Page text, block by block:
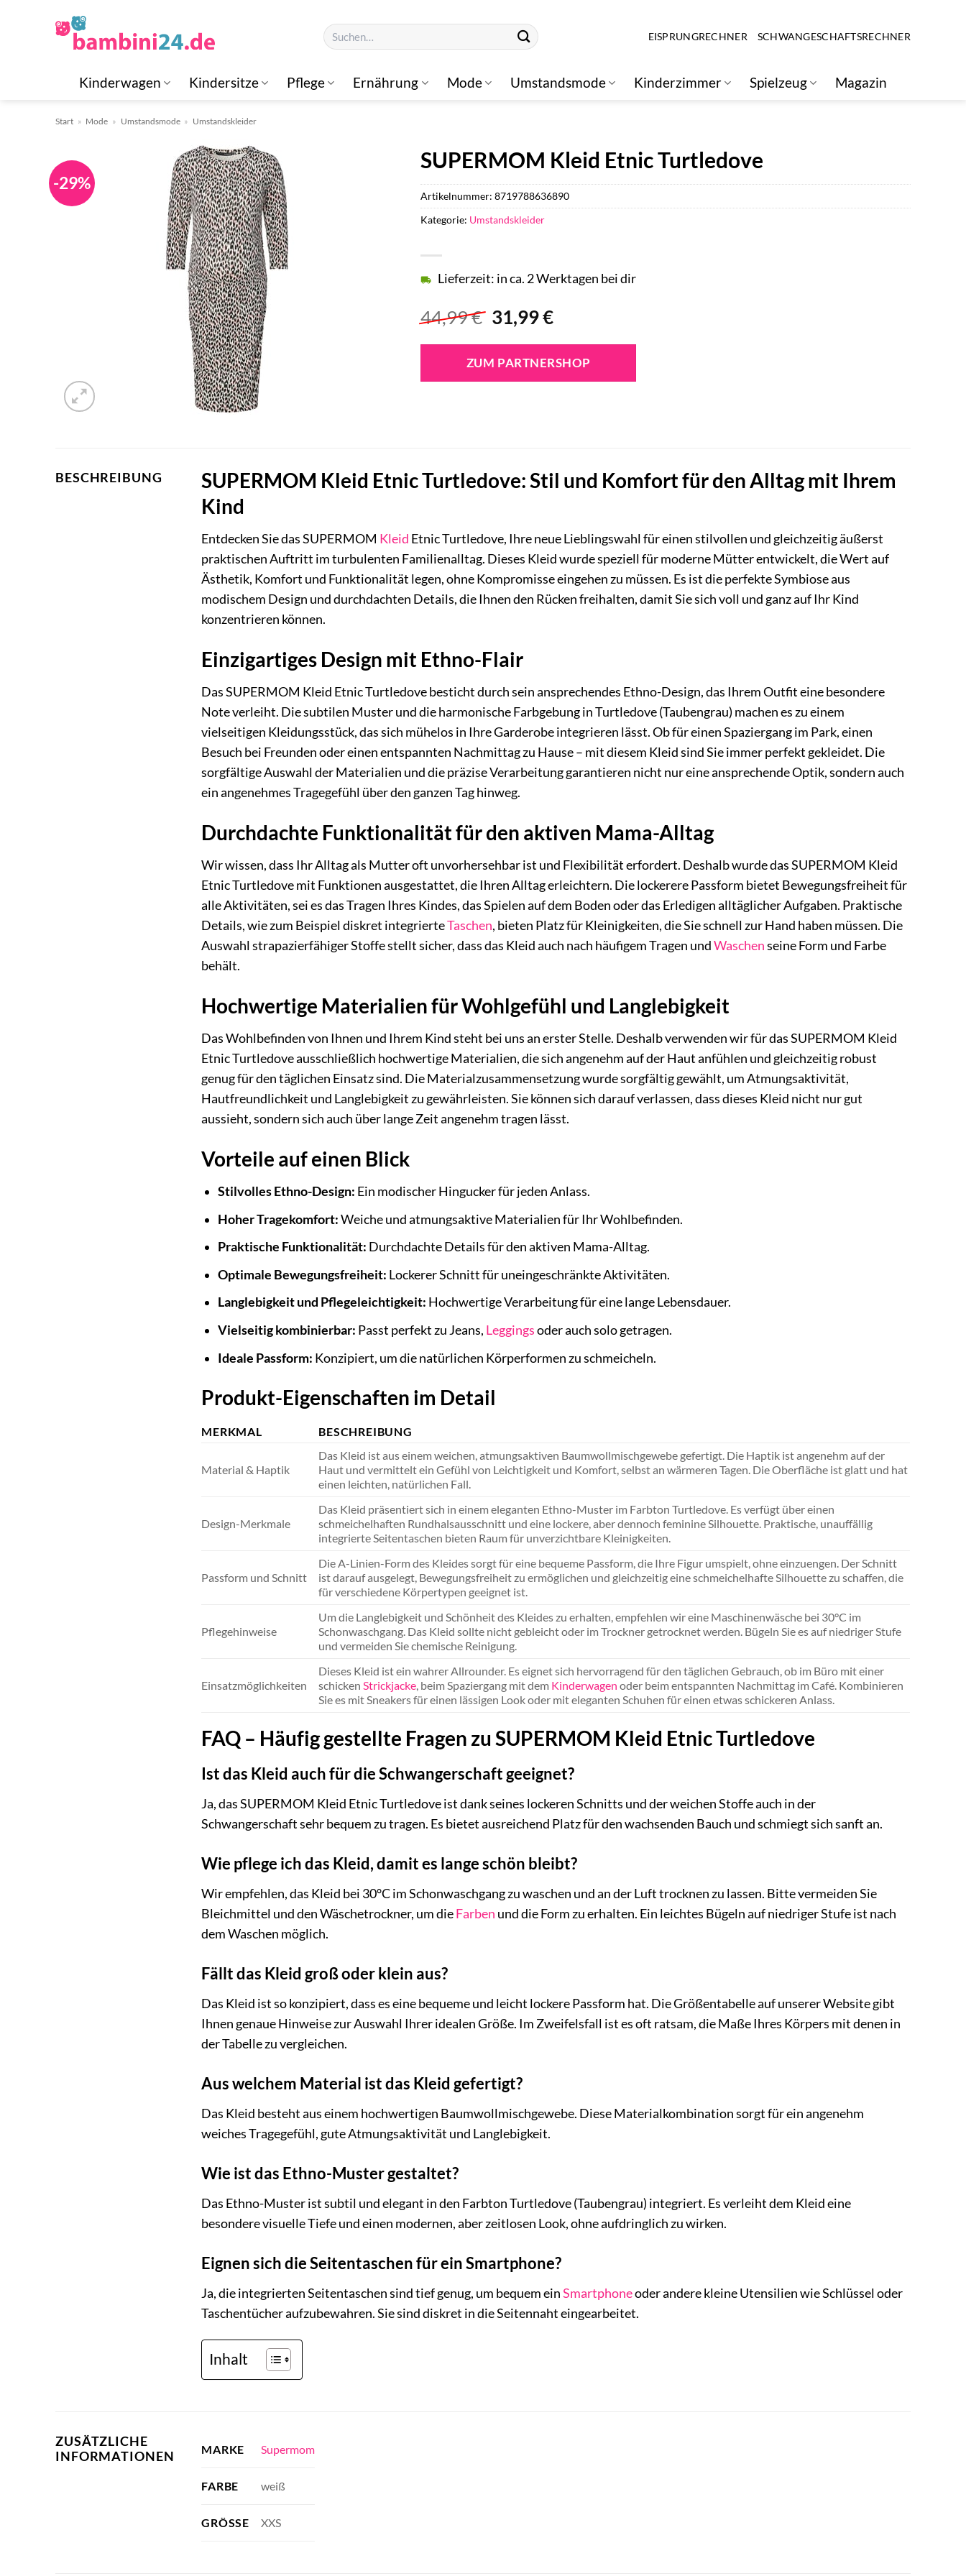
Suchen
nach:
EISPRUNGRECHNER SCHWANGESCHAFTSRECHNER
Kinderwagen Kindersitze Pflege Ernährung Mode Umstandsmode Kinderzimmer Spielzeug Magazin
Start » Mode » Umstandsmode » Umstandskleider
-29%
SUPERMOM Kleid Etnic Turtledove
44,99€ Ursprünglicher
Preis
war:
44,99 €
31,99€Aktueller
ist:
31,99 €.
Lieferzeit: in ca. 2 Werktagen bei dir
ZUM PARTNERSHOP
Artikelnummer:8719788636890
Kategorie: Umstandskleider
BESCHREIBUNG
SUPERMOM Kleid Etnic Turtledove: Stil und Komfort für den Alltag mit Ihrem
Kind
Entdecken Sie das SUPERMOM Kleid Etnic Turtledove, Ihre neue Lieblingswahl für einen stilvollen und gleichzeitig äußerst
praktischen Auftritt im turbulenten Familienalltag. Dieses Kleid wurde speziell für moderne Mütter entwickelt, die Wert auf
Ästhetik, Komfort und Funktionalität legen, ohne Kompromisse eingehen zu müssen. Es ist die perfekte Symbiose aus
modischem Design und durchdachten Details, die Ihnen den Rücken freihalten, damit Sie sich voll und ganz auf Ihr Kind
konzentrieren können.
Einzigartiges Design mit Ethno-Flair
Das SUPERMOM Kleid Etnic Turtledove besticht durch sein ansprechendes Ethno-Design, das Ihrem Outfit eine besondere
Note verleiht. Die subtilen Muster und die harmonische Farbgebung in Turtledove (Taubengrau) machen es zu einem
vielseitigen Kleidungsstück, das sich mühelos in Ihre Garderobe integrieren lässt. Ob für einen Spaziergang im Park, einen
Besuch bei Freunden oder einen entspannten Nachmittag zu Hause – mit diesem Kleid sind Sie immer perfekt gekleidet. Die
sorgfältige Auswahl der Materialien und die präzise Verarbeitung garantieren nicht nur eine ansprechende Optik, sondern auch
ein angenehmes Tragegefühl über den ganzen Tag hinweg.
Durchdachte Funktionalität für den aktiven Mama-Alltag
Wir wissen, dass Ihr Alltag als Mutter oft unvorhersehbar ist und Flexibilität erfordert. Deshalb wurde das SUPERMOM Kleid
Etnic Turtledove mit Funktionen ausgestattet, die Ihren Alltag erleichtern. Die lockerere Passform bietet Bewegungsfreiheit für
alle Aktivitäten, sei es das Tragen Ihres Kindes, das Spielen auf dem Boden oder das Erledigen alltäglicher Aufgaben. Praktische
Details, wie zum Beispiel diskret integrierteTaschen, bieten Platz für Kleinigkeiten, die Sie schnell zur Hand haben müssen. Die
Auswahl strapazierfähiger Stoffe stellt sicher, dass das Kleid auch nach häufigem Tragen undWaschenseine Form und Farbe
behält.
Hochwertige Materialien für Wohlgefühl und Langlebigkeit
Das Wohlbefinden von Ihnen und Ihrem Kind steht bei uns an erster Stelle. Deshalb verwenden wir für das SUPERMOM Kleid
Etnic Turtledove ausschließlich hochwertige Materialien, die sich angenehm auf der Haut anfühlen und gleichzeitig robust
genug für den täglichen Einsatz sind. Die Materialzusammensetzung wurde sorgfältig gewählt, um Atmungsaktivität,
Hautfreundlichkeit und Langlebigkeit zu gewährleisten. Sie können sich darauf verlassen, dass dieses Kleid nicht nur gut
aussieht, sondern sich auch über lange Zeit angenehm tragen lässt.
Vorteile auf einen Blick
Stilvolles Ethno-Design: Ein modischer Hingucker für jeden Anlass.
Hoher Tragekomfort:Weiche und atmungsaktive Materialien für Ihr Wohlbefinden.
Praktische Funktionalität: Durchdachte Details für den aktiven Mama-Alltag.
Optimale Bewegungsfreiheit: Lockerer Schnitt für uneingeschränkte Aktivitäten.
Langlebigkeit und Pflegeleichtigkeit: Hochwertige Verarbeitung für eine lange Lebensdauer.
Vielseitig kombinierbar: Passt perfekt zu Jeans, Leggingsoder auch solo getragen.
Ideale Passform: Konzipiert, um die natürlichen Körperformen zu schmeicheln.
Produkt-Eigenschaften im Detail
MERKMAL BESCHREIBUNG
Material & Haptik
Das Kleid ist aus einem weichen, atmungsaktiven Baumwollmischgewebe gefertigt. Die Haptik ist angenehm auf der
Haut und vermittelt ein Gefühl von Leichtigkeit und Komfort, selbst an wärmeren Tagen. Die Oberfläche ist glatt und hat
einen leichten, natürlichen Fall.
Design-Merkmale
Das Kleid präsentiert sich in einem eleganten Ethno-Muster im Farbton Turtledove. Es verfügt über einen
schmeichelhaften Rundhalsausschnitt und eine lockere, aber dennoch feminine Silhouette. Praktische, unauffällig
integrierte Seitentaschen bieten Raum für unverzichtbare Kleinigkeiten.
Passform und Schnitt
Die A-Linien-Form des Kleides sorgt für eine bequeme Passform, die Ihre Figur umspielt, ohne einzuengen. Der Schnitt
ist darauf ausgelegt, Bewegungsfreiheit zu ermöglichen und gleichzeitig eine schmeichelhafte Silhouette zu schaffen, die
für verschiedene Körpertypen geeignet ist.
Pflegehinweise
Um die Langlebigkeit und Schönheit des Kleides zu erhalten, empfehlen wir eine Maschinenwäsche bei 30°C im
Schonwaschgang. Das Kleid sollte nicht gebleicht oder im Trockner getrocknet werden. Bügeln Sie es auf niedriger Stufe
und vermeiden Sie chemische Reinigung.
Einsatzmöglichkeiten
Dieses Kleid ist ein wahrer Allrounder. Es eignet sich hervorragend für den täglichen Gebrauch, ob im Büro mit einer
schicken Strickjacke , beim Spaziergang mit dem Kinderwagen oder beim entspannten Nachmittag im Café. Kombinieren
Sie es mit Sneakers für einen lässigen Look oder mit eleganten Schuhen für einen etwas schickeren Anlass.
FAQ – Häufig gestellte Fragen zu SUPERMOM Kleid Etnic Turtledove
Ist das Kleid auch für die Schwangerschaft geeignet?
Ja, das SUPERMOM Kleid Etnic Turtledove ist dank seines lockeren Schnitts und der weichen Stoffe auch in der
Schwangerschaft sehr bequem zu tragen. Es bietet ausreichend Platz für den wachsenden Bauch und schmiegt sich sanft an.
Wie pflege ich das Kleid, damit es lange schön bleibt?
Wir empfehlen, das Kleid bei 30°C im Schonwaschgang zu waschen und an der Luft trocknen zu lassen. Bitte vermeiden Sie
Bleichmittel und den Wäschetrockner, um dieFarben und die Form zu erhalten. Ein leichtes Bügeln auf niedriger Stufe ist nach
dem Waschen möglich.
Fällt das Kleid groß oder klein aus?
Das Kleid ist so konzipiert, dass es eine bequeme und leicht lockere Passform hat. Die Größentabelle auf unserer Website gibt
Ihnen genaue Hinweise zur Auswahl Ihrer idealen Größe. Im Zweifelsfall ist es oft ratsam, die Maße Ihres Körpers mit denen in
der Tabelle zu vergleichen.
Aus welchem Material ist das Kleid gefertigt?
Das Kleid besteht aus einem hochwertigen Baumwollmischgewebe. Diese Materialkombination sorgt für ein angenehm
weiches Tragegefühl, gute Atmungsaktivität und Langlebigkeit.
Wie ist das Ethno-Muster gestaltet?
Das Ethno-Muster ist subtil und elegant in den Farbton Turtledove (Taubengrau) integriert. Es verleiht dem Kleid eine
besondere visuelle Tiefe und einen modernen, aber zeitlosen Look, ohne aufdringlich zu wirken.
Eignen sich die Seitentaschen für ein Smartphone?
Ja, die integrierten Seitentaschen sind tief genug, um bequem einSmartphoneoder andere kleine Utensilien wie Schlüssel oder
Taschentücher aufzubewahren. Sie sind diskret in die Seitennaht eingearbeitet.
Inhalt
ZUSÄTZLICHE
INFORMATIONEN
MARKE Supermom
FARBE weiß
GRÖSSE XXS